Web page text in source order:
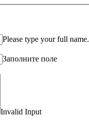
Please type your full name.
Заполните поле
Invalid Input